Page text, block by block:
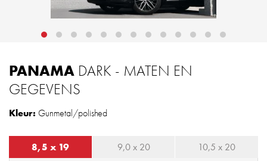
PANAMA DARK - MATEN EN
GEGEVENS
Kleur: Gunmetal/polished
8,5 x 19 9,0 x 20 10,5 x 20